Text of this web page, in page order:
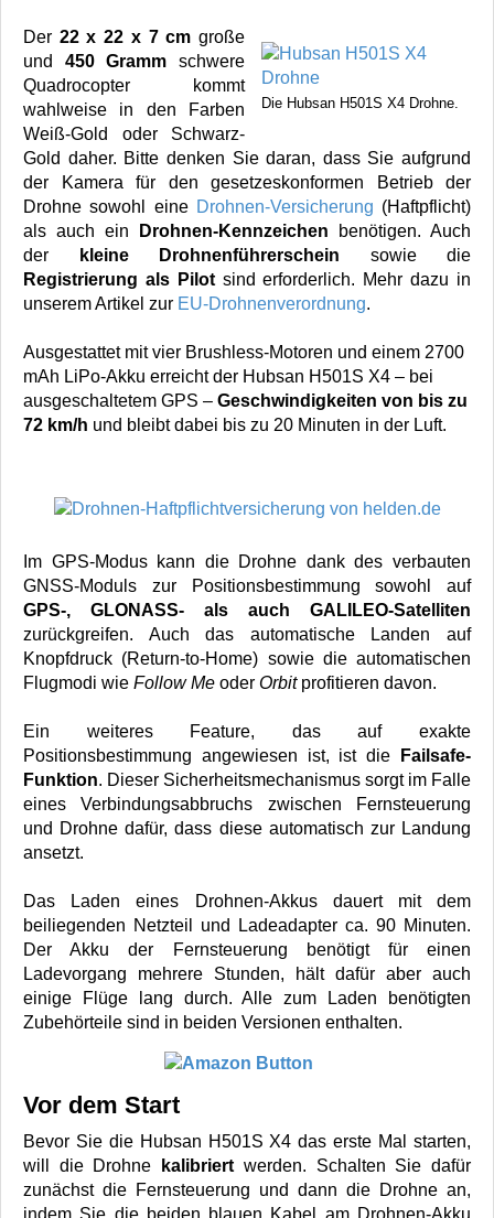
Die Hubsan H501S X4 Drohne.
Der 22 x 22 x 7 cm große
und 450 Gramm schwere
Quadrocopter kommt
wahlweise in den Farben
Weiß-Gold oder Schwarz-
Gold daher. Bitte denken Sie daran, dass Sie aufgrund
der Kamera für den gesetzeskonformen Betrieb der
Drohne sowohl eine Drohnen-Versicherung (Haftpflicht)
als auch ein
Drohnen-Kennzeichen benötigen. Auch
der
kleine Drohnenführerschein sowie die
Registrierung als Pilotsind erforderlich. Mehr dazu in
unserem Artikel zur EU-Drohnenverordnung.
Ausgestattet mit vier Brushless-Motoren und einem 2700
mAh LiPo-Akku erreicht der Hubsan H501S X4 – bei
ausgeschaltetem GPS – Geschwindigkeiten von bis zu
72 km/h und bleibt dabei bis zu 20 Minuten in der Luft.
Im GPS-Modus kann die Drohne dank des verbauten
GNSS-Moduls zur Positionsbestimmung sowohl auf
GPS-, GLONASS- als auch GALILEO-Satelliten
zurückgreifen. Auch das automatische Landen auf
Knopfdruck (Return-to-Home) sowie die automatischen
Flugmodi wie Follow Me oder Orbitprofitieren davon.
Ein weiteres Feature, das auf exakte
Positionsbestimmung angewiesen ist, ist die
Failsafe-
Funktion. Dieser Sicherheitsmechanismus sorgt im Falle
eines Verbindungsabbruchs zwischen Fernsteuerung
und Drohne dafür, dass diese automatisch zur Landung
ansetzt.
Das Laden eines Drohnen-Akkus dauert mit dem
beiliegenden Netzteil und Ladeadapter ca. 90 Minuten.
Der Akku der Fernsteuerung benötigt für einen
Ladevorgang mehrere Stunden, hält dafür aber auch
einige Flüge lang durch. Alle zum Laden benötigten
Zubehörteile sind in beiden Versionen enthalten.
Vor dem Start
Bevor Sie die Hubsan H501S X4 das erste Mal starten,
will die Drohne
kalibriertwerden. Schalten Sie dafür
zunächst die Fernsteuerung und dann die Drohne an,